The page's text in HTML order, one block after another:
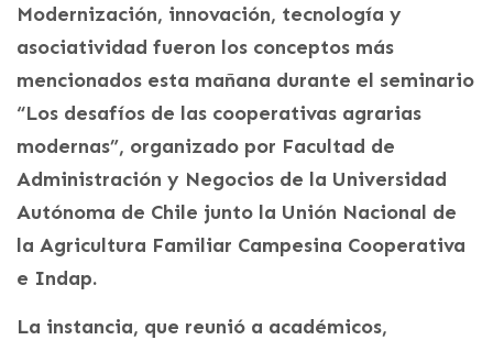
Modernización, innovación, tecnología y
asociatividad fueron los conceptos más
mencionados esta mañana durante el seminario
“Los desafíos de las cooperativas agrarias
modernas”, organizado por Facultad de
Administración y Negocios de la Universidad
Autónoma de Chile junto la Unión Nacional de
la Agricultura Familiar Campesina Cooperativa
e Indap.
La instancia, que reunió a académicos,